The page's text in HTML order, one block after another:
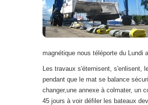
magnétique nous téléporte du Lundi
Les travaux s'éternisent, s'enlisent,
pendant que le mat se balance
changer,une annexe à colmater, un
45 jours à voir défiler les bateaux